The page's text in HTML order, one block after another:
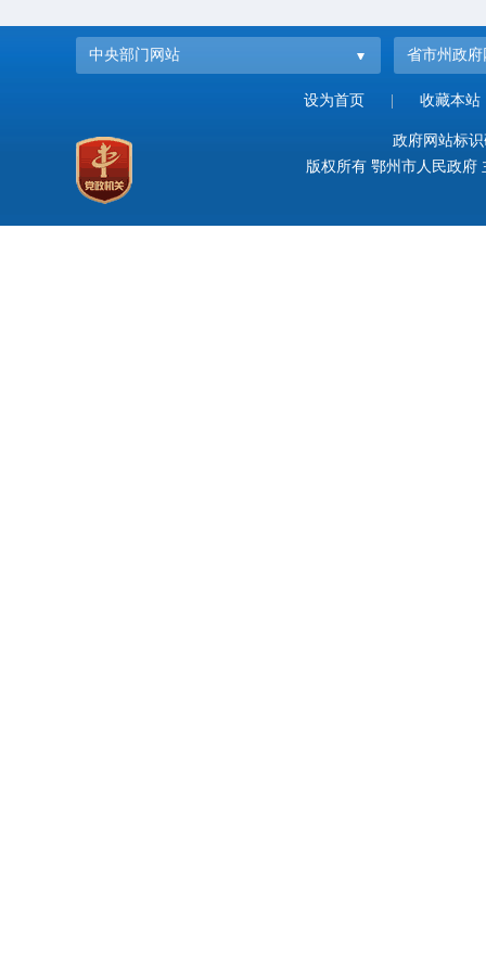
中央部门网站 省市州政府
设为首页 收藏本站
政府网站标
版权所有 鄂州市人民政府